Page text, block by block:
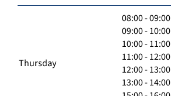
Thursday
08:00 - 09:00
09:00 - 10:00
10:00 - 11:00
11:00 - 12:00
12:00 - 13:00
13:00 - 14:00